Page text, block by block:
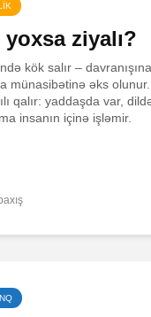
yoxsa ziyalı?
kök salır – davranışına,
münasibətinə əks olunur.
qalır: yaddaşda var,
insanın içinə işləmir.